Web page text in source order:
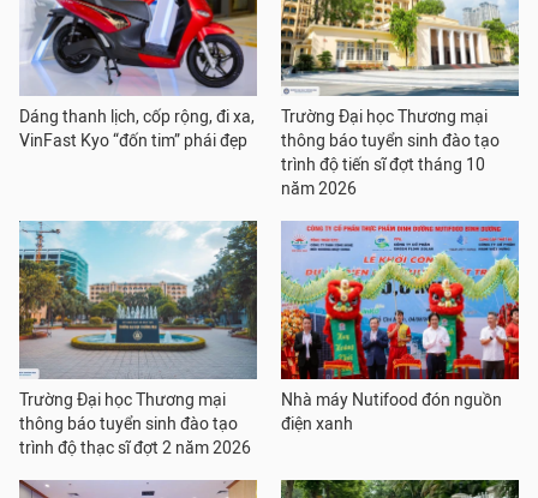
Dáng thanh lịch, cốp rộng, đi xa,
VinFast Kyo “đốn tim” phái đẹp
Trường Đại học Thương mại
thông báo tuyển sinh đào tạo
trình độ tiến sĩ đợt tháng 10
năm 2026
Trường Đại học Thương mại
thông báo tuyển sinh đào tạo
trình độ thạc sĩ đợt 2 năm 2026
Nhà máy Nutifood đón nguồn
điện xanh